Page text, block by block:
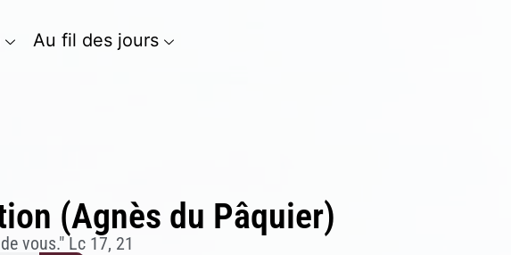
Au fil des jours
(Agnès du Pâquier)
vous." Lc 17, 21